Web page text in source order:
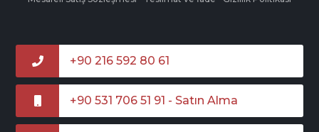
+90 216 592 80 61
+90 531 706 51 91 - Satın Alma